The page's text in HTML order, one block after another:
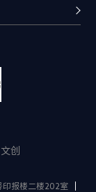
文创
印报楼二楼202室